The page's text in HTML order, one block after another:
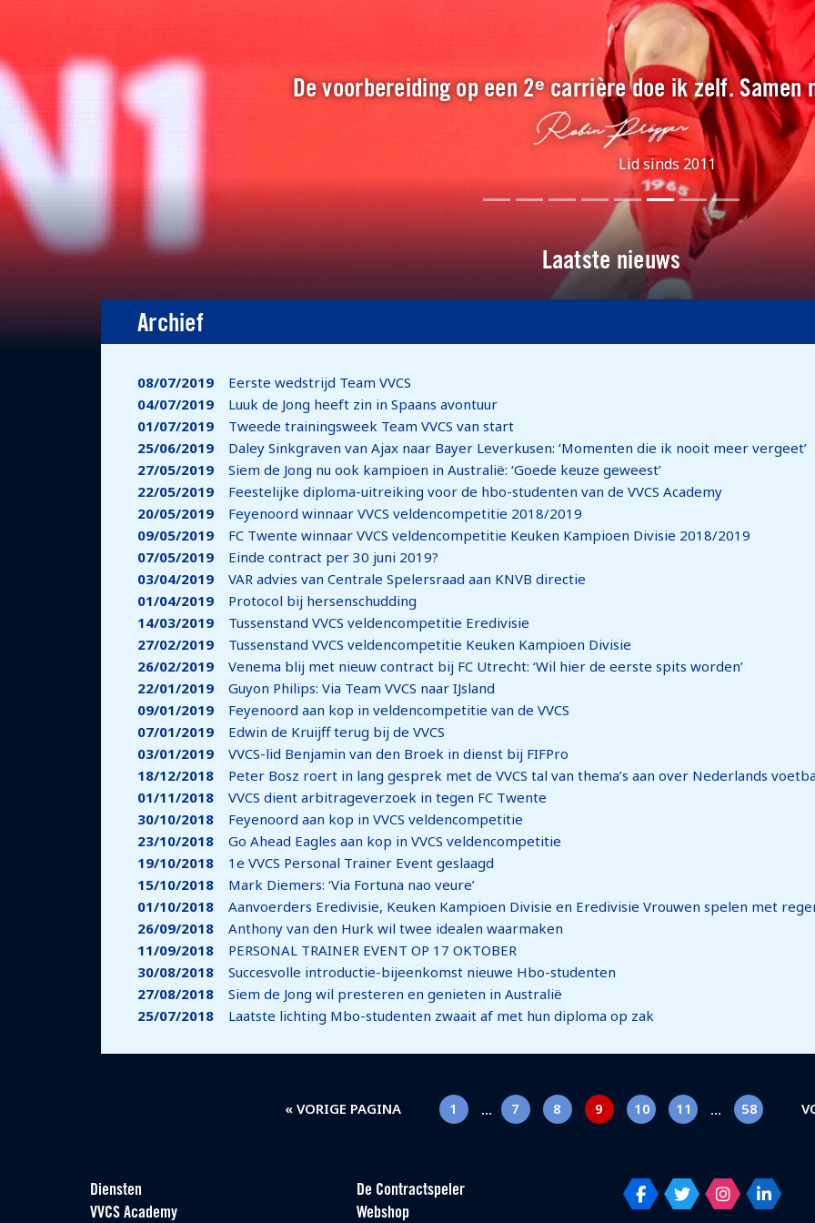
De voorbereiding op een 2ᵉ carrière doe ik zelf. Samen
Lid sinds 2011
Laatste nieuws
Archief
08/07/2019
Eerste wedstrijd Team VVCS
04/07/2019
Luuk de Jong heeft zin in Spaans avontuur
01/07/2019
Tweede trainingsweek Team VVCS van start
25/06/2019
Daley Sinkgraven van Ajax naar Bayer Leverkusen: ‘Momenten die ik nooit meer vergeet’
27/05/2019
Siem de Jong nu ook kampioen in Australië: ‘Goede keuze geweest’
22/05/2019
Feestelijke diploma-uitreiking voor de hbo-studenten van de VVCS Academy
20/05/2019
Feyenoord winnaar VVCS veldencompetitie 2018/2019
09/05/2019
FC Twente winnaar VVCS veldencompetitie Keuken Kampioen Divisie 2018/2019
07/05/2019
Einde contract per 30 juni 2019?
03/04/2019
VAR advies van Centrale Spelersraad aan KNVB directie
01/04/2019
Protocol bij hersenschudding
14/03/2019
Tussenstand VVCS veldencompetitie Eredivisie
27/02/2019
Tussenstand VVCS veldencompetitie Keuken Kampioen Divisie
26/02/2019
Venema blij met nieuw contract bij FC Utrecht: ‘Wil hier de eerste spits worden’
22/01/2019
Guyon Philips: Via Team VVCS naar IJsland
09/01/2019
Feyenoord aan kop in veldencompetitie van de VVCS
07/01/2019
Edwin de Kruijff terug bij de VVCS
03/01/2019
VVCS-lid Benjamin van den Broek in dienst bij FIFPro
18/12/2018
Peter Bosz roert in lang gesprek met de VVCS tal van thema’s aan over Nederlands
01/11/2018
VVCS dient arbitrageverzoek in tegen FC Twente
30/10/2018
Feyenoord aan kop in VVCS veldencompetitie
23/10/2018
Go Ahead Eagles aan kop in VVCS veldencompetitie
19/10/2018
1e VVCS Personal Trainer Event geslaagd
15/10/2018
Mark Diemers: ‘Via Fortuna nao veure’
01/10/2018
Aanvoerders Eredivisie, Keuken Kampioen Divisie en Eredivisie Vrouwen spelen met
26/09/2018
Anthony van den Hurk wil twee idealen waarmaken
11/09/2018
PERSONAL TRAINER EVENT OP 17 OKTOBER
30/08/2018
Succesvolle introductie-bijeenkomst nieuwe Hbo-studenten
27/08/2018
Siem de Jong wil presteren en genieten in Australië
25/07/2018
Laatste lichting Mbo-studenten zwaait af met hun diploma op zak
« VORIGE PAGINA 1 … 7 8 9 10 11 … 58
Diensten
VVCS Academy
De Contractspeler
Webshop